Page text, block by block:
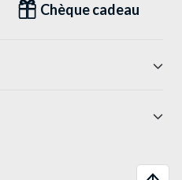
Chèque cadeau